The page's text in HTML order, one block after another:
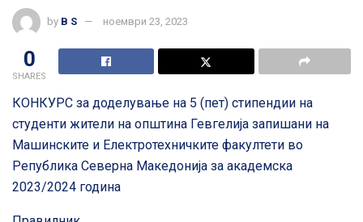
by B S ноември 23, 2023
0
SHARES
КОНКУРС за доделување на 5 (пет) стипендии на
студенти жители на општина Гевгелија запишани на
Машинските и Електротехничките факултети во
Република Северна Македонија за академска
2023/2024 година